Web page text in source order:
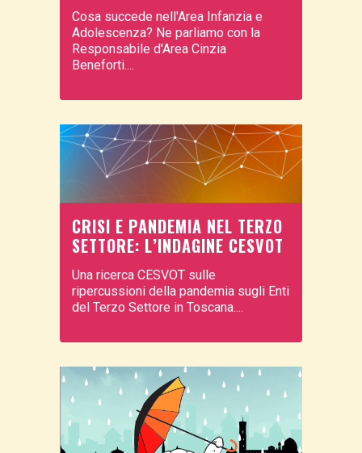
Cosa succede nell'Area Infanzia e
Adolescenza? Ne parliamo con la
Responsabile d'Area Cinzia
Beneforti....
CRISI E PANDEMIA NEL TERZO
SETTORE: L’INDAGINE CESVOT
Una ricerca CESVOT sulle
ripercussioni della pandemia sugli Enti
del Terzo Settore in Toscana....